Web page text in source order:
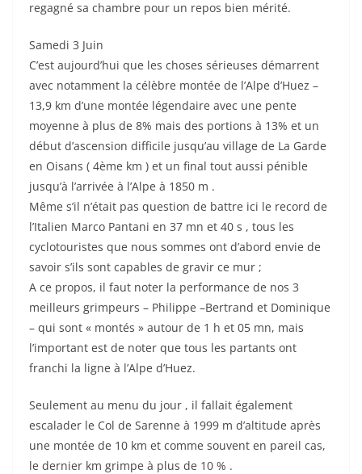
regagné sa chambre pour un repos bien mérité.
Samedi 3 Juin
C’est aujourd’hui que les choses sérieuses démarrent
avec notamment la célèbre montée de l’Alpe d’Huez –
13,9 km d’une montée légendaire avec une pente
moyenne à plus de 8% mais des portions à 13% et un
début d’ascension difficile jusqu’au village de La Garde
en Oisans ( 4ème km ) et un final tout aussi pénible
jusqu’à l’arrivée à l’Alpe à 1850 m .
Même s’il n’était pas question de battre ici le record de
l’Italien Marco Pantani en 37 mn et 40 s , tous les
cyclotouristes que nous sommes ont d’abord envie de
savoir s’ils sont capables de gravir ce mur ;
A ce propos, il faut noter la performance de nos 3
meilleurs grimpeurs – Philippe –Bertrand et Dominique
– qui sont « montés » autour de 1 h et 05 mn, mais
l’important est de noter que tous les partants ont
franchi la ligne à l’Alpe d’Huez.
Seulement au menu du jour , il fallait également
escalader le Col de Sarenne à 1999 m d’altitude après
une montée de 10 km et comme souvent en pareil cas,
le dernier km grimpe à plus de 10 % .